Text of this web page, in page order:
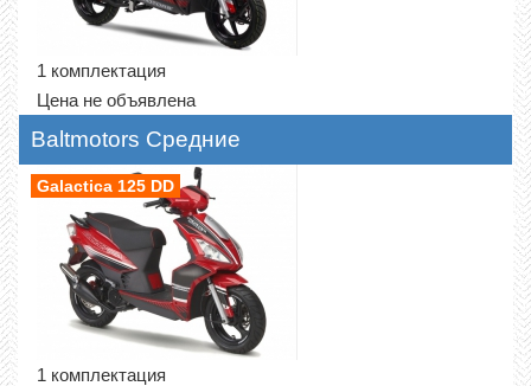
1 комплектация
Цена не объявлена
Baltmotors Средние
Galactica 125 DD
1 комплектация